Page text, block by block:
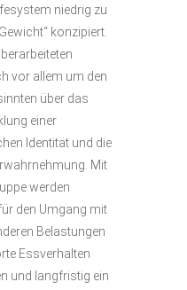
niedrig zu
konzipiert.
vor allem um den
über das
einer
Identität und die
Mit
werden
den Umgang mit
Belastungen
Essverhalten
und langfristig ein